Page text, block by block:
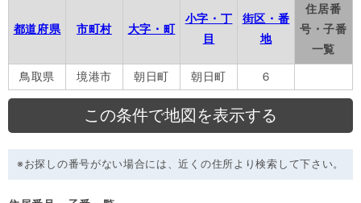
都道府県 市町村 大字・町
小字・丁
目
街区・番
地
住居番
号・子番
一覧
鳥取県
境港市 朝日町 朝日町 ６
※お探しの番号がない場合には、近くの住所より検索して下さい。